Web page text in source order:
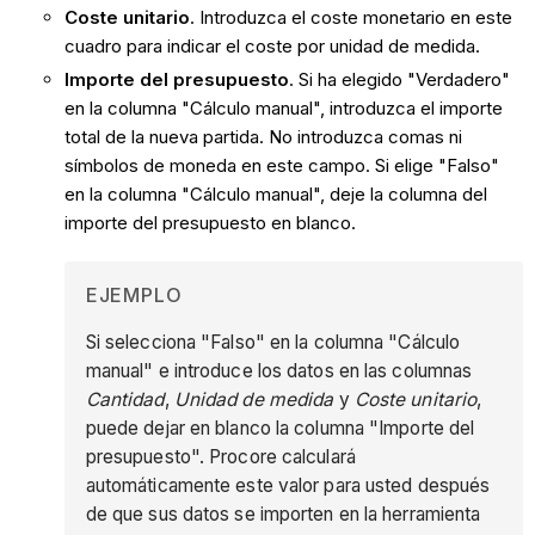
Coste unitario. Introduzca el coste monetario en este
cuadro para indicar el coste por unidad de medida.
Importe del presupuesto. Si ha elegido "Verdadero"
en la columna "Cálculo manual", introduzca el importe
total de la nueva partida. No introduzca comas ni
símbolos de moneda en este campo. Si elige "Falso"
en la columna "Cálculo manual", deje la columna del
importe del presupuesto en blanco.
EJEMPLO
Si selecciona "Falso" en la columna "Cálculo
manual" e introduce los datos en las columnas
Cantidad, Unidad de medida y Coste unitario,
puede dejar en blanco la columna "Importe del
presupuesto". Procore calculará
automáticamente este valor para usted después
de que sus datos se importen en la herramienta